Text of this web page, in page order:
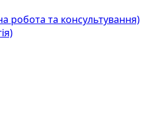
робота та консультування)